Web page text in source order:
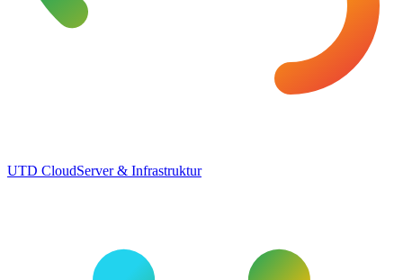
UTD CloudServer & Infrastruktur